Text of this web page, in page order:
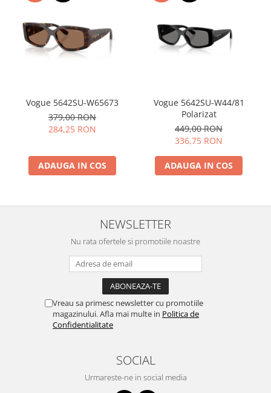
Vogue 5642SU-W65673
379,00 RON
284,25 RON
ADAUGA IN COS
Vogue 5642SU-W44/81
Polarizat
449,00 RON
336,75 RON
ADAUGA IN COS
NEWSLETTER
Nu rata ofertele si promotiile noastre
Vreau sa primesc newsletter cu promotiile
magazinului. Afla mai multe in Politica de
Confidentialitate
SOCIAL
Urmareste-ne in social media